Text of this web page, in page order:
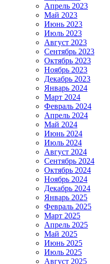
Апрель 2023
Май 2023
Июнь 2023
Июль 2023
Август 2023
Сентябрь 2023
Октябрь 2023
Ноябрь 2023
Декабрь 2023
Январь 2024
Март 2024
Февраль 2024
Апрель 2024
Май 2024
Июнь 2024
Июль 2024
Август 2024
Сентябрь 2024
Октябрь 2024
Ноябрь 2024
Декабрь 2024
Январь 2025
Февраль 2025
Март 2025
Апрель 2025
Май 2025
Июнь 2025
Июль 2025
Август 2025